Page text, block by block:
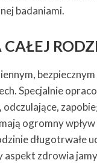
badaniami.
bezpiecznym
Specjalnie
ogromny
długotrwałe
aspekt zdrowia